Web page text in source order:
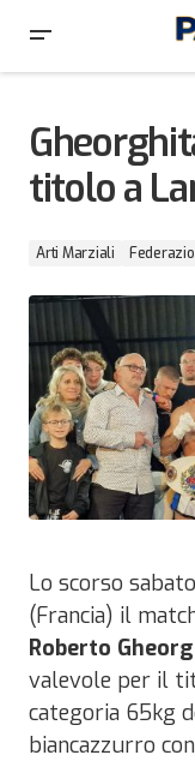
titolo a
Arti Marziali
Lo scorso
(Francia) il
Roberto
valevole per il
categoria 65kg
biancazzurro